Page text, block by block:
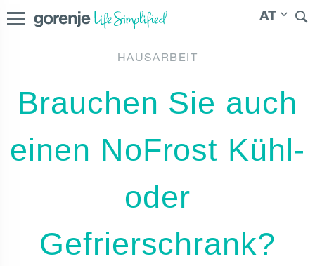
AT
България| Северна Македонија Молдо́ва
HAUSARBEIT
Brauchen Sie auch
einen NoFrost Kühl-
oder
Gefrierschrank?